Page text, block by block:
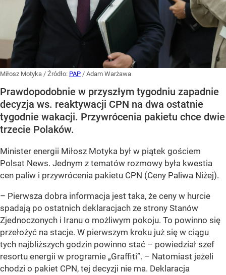
Miłosz Motyka / Źródło: PAP / Adam Warżawa
Prawdopodobnie w przyszłym tygodniu zapadnie
decyzja ws. reaktywacji CPN na dwa ostatnie
tygodnie wakacji. Przywrócenia pakietu chce dwie
trzecie Polaków.
Minister energii Miłosz Motyka był w piątek gościem
Polsat News. Jednym z tematów rozmowy była kwestia
cen paliw i przywrócenia pakietu CPN (Ceny Paliwa Niżej).
– Pierwsza dobra informacja jest taka, że ceny w hurcie
spadają po ostatnich deklaracjach ze strony Stanów
Zjednoczonych i Iranu o możliwym pokoju. To powinno się
przełożyć na stacje. W pierwszym kroku już się w ciągu
tych najbliższych godzin powinno stać – powiedział szef
resortu energii w programie „Graffiti”. – Natomiast jeżeli
chodzi o pakiet CPN, tej decyzji nie ma. Deklaracja